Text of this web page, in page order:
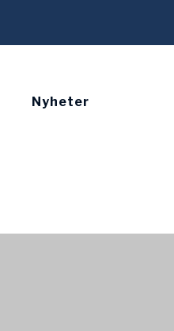
Nyheter